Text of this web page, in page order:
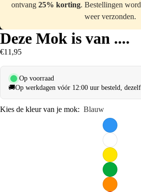
ontvang 25% korting. Bestellingen
weer verzonden.
Deze Mok is van ....
€11,95
Op voorraad
🚚Op werkdagen vóór 12:00 uur besteld,
Kies de kleur van je mok: Blauw